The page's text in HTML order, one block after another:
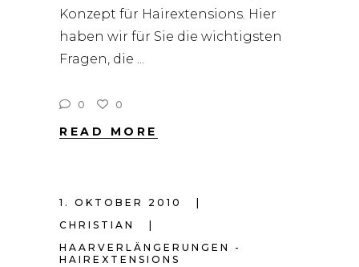
Konzept für Hairextensions. Hier
haben wir für Sie die wichtigsten
Fragen, die
0 0
READ MORE
1. OKTOBER 2010
CHRISTIAN
HAARVERLÄNGERUNGEN -
HAIREXTENSIONS